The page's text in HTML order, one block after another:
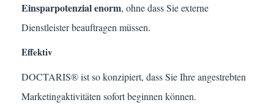
Einsparpotenzial enorm, ohne dass Sie externe
Dienstleister beauftragen müssen.
Effektiv
DOCTARIS® ist so konzipiert, dass Sie Ihre angestrebten
Marketingaktivitäten sofort beginnen können.